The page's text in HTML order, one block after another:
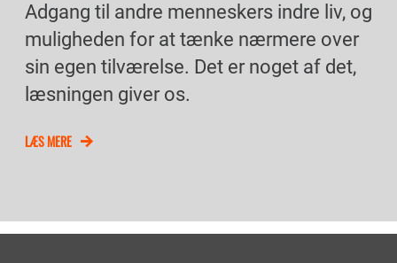
Adgang til andre menneskers indre liv, og
muligheden for at tænke nærmere over
sin egen tilværelse. Det er noget af det,
læsningen giver os.
LÆS MERE